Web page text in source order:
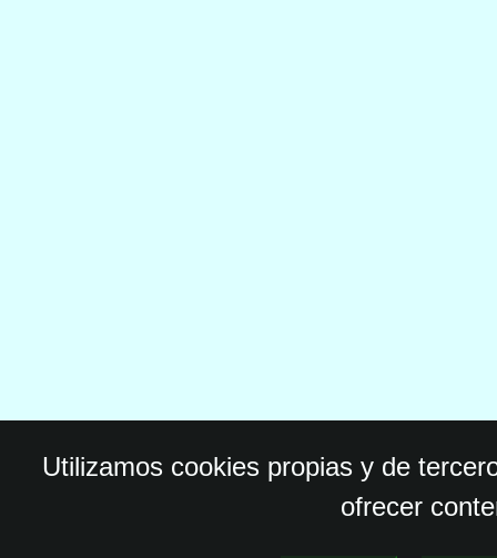
Utilizamos cookies propias y de
ofrecer